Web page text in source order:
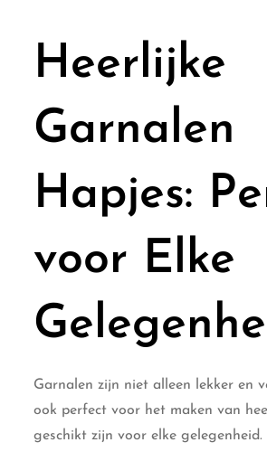
Heerlijke
Garnalen
Hapjes:
voor Elke
Garnalen zijn niet alleen lekker en
ook perfect voor het maken van
geschikt zijn voor elke